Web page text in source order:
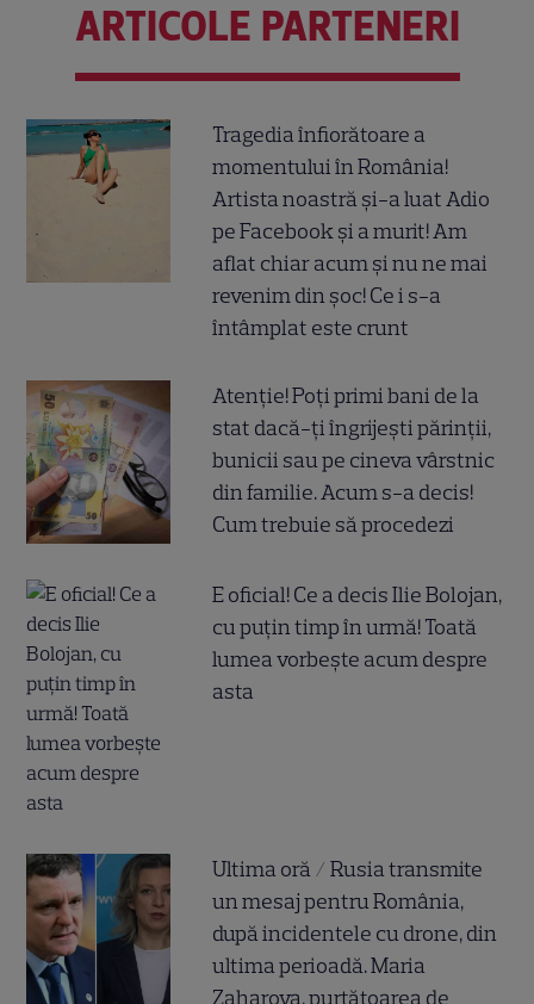
ARTICOLE PARTENERI
Tragedia înfiorătoare a
momentului în România!
Artista noastră și-a luat Adio
pe Facebook și a murit! Am
aflat chiar acum și nu ne mai
revenim din șoc! Ce i s-a
întâmplat este crunt
Atenție! Poți primi bani de la
stat dacă-ți îngrijești părinții,
bunicii sau pe cineva vârstnic
din familie. Acum s-a decis!
Cum trebuie să procedezi
E oficial! Ce a decis Ilie Bolojan,
cu puțin timp în urmă! Toată
lumea vorbește acum despre
asta
Ultima oră / Rusia transmite
un mesaj pentru România,
după incidentele cu drone, din
ultima perioadă. Maria
Zaharova, purtătoarea de